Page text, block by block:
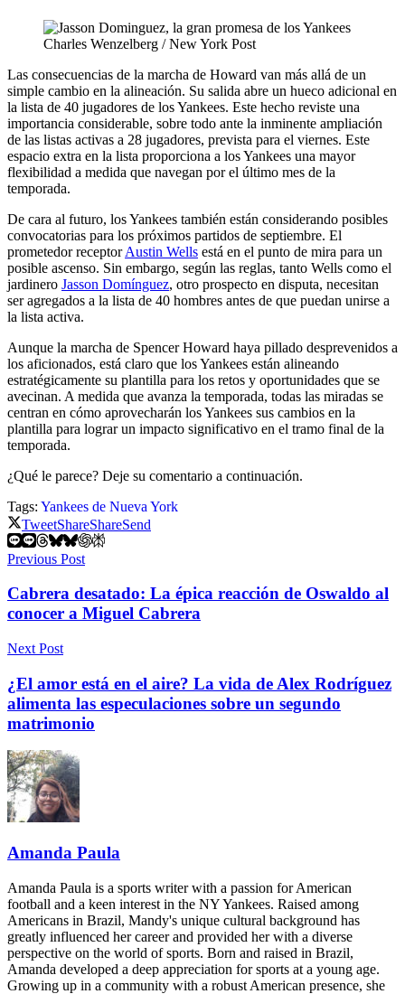
Charles Wenzelberg / New York Post
Las consecuencias de la marcha de Howard van más allá de un
simple cambio en la alineación. Su salida abre un hueco adicional en
la lista de 40 jugadores de los Yankees. Este hecho reviste una
importancia considerable, sobre todo ante la inminente ampliación
de las listas activas a 28 jugadores, prevista para el viernes. Este
espacio extra en la lista proporciona a los Yankees una mayor
flexibilidad a medida que navegan por el último mes de la
temporada.
De cara al futuro, los Yankees también están considerando posibles
convocatorias para los próximos partidos de septiembre. El
prometedor receptorAustin Wells está en el punto de mira para un
posible ascenso. Sin embargo, según las reglas, tanto Wells como el
jardinero Jasson Domínguez, otro prospecto en disputa, necesitan
ser agregados a la lista de 40 hombres antes de que puedan unirse a
la lista activa.
Aunque la marcha de Spencer Howard haya pillado desprevenidos a
los aficionados, está claro que los Yankees están alineando
estratégicamente su plantilla para los retos y oportunidades que se
avecinan. A medida que avanza la temporada, todas las miradas se
centran en cómo aprovecharán los Yankees sus cambios en la
plantilla para lograr un impacto significativo en el tramo final de la
temporada.
¿Qué le parece? Deje su comentario a continuación.
Tags: Yankees de Nueva York
TweetShareShareSend
Previous Post
Cabrera desatado: La épica reacción de Oswaldo al
conocer a Miguel Cabrera
Next Post
¿El amor está en el aire? La vida de Alex Rodríguez
alimenta las especulaciones sobre un segundo
matrimonio
Amanda Paula
Amanda Paula is a sports writer with a passion for American
football and a keen interest in the NY Yankees. Raised among
Americans in Brazil, Mandy's unique cultural background has
greatly influenced her career and provided her with a diverse
perspective on the world of sports. Born and raised in Brazil,
Amanda developed a deep appreciation for sports at a young age.
Growing up in a community with a robust American presence, she